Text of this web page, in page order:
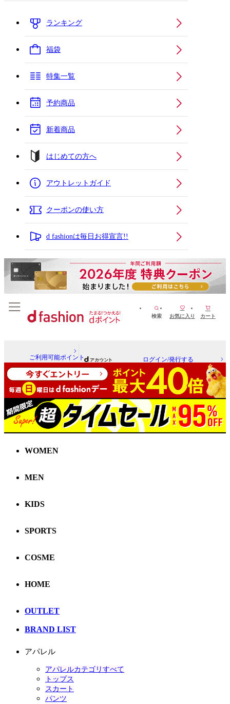
ランキング
福袋
特集一覧
予約商品
新着商品
はじめての方へ
アウトレットガイド
クーポンの使い方
d fashionは毎日お得宣言!!
検索 お気に入り カート
ご利用可能ポイント ログイン/発行する
WOMEN
MEN
KIDS
SPORTS
COSME
HOME
OUTLET
BRAND LIST
アパレル
アパレルカテゴリすべて
トップス
スカート
パンツ